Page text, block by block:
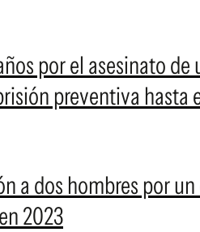
por el asesinato de
preventiva hasta
a dos hombres por
2023